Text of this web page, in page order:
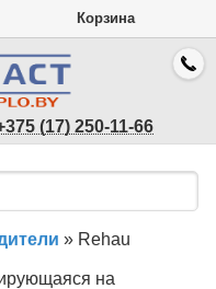
Корзина
(17) 250-11-66
» Rehau
на